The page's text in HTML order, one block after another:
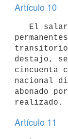
Artículo 10
destajo,
cincuenta
nacional
abonado
realizado.
Artículo 11